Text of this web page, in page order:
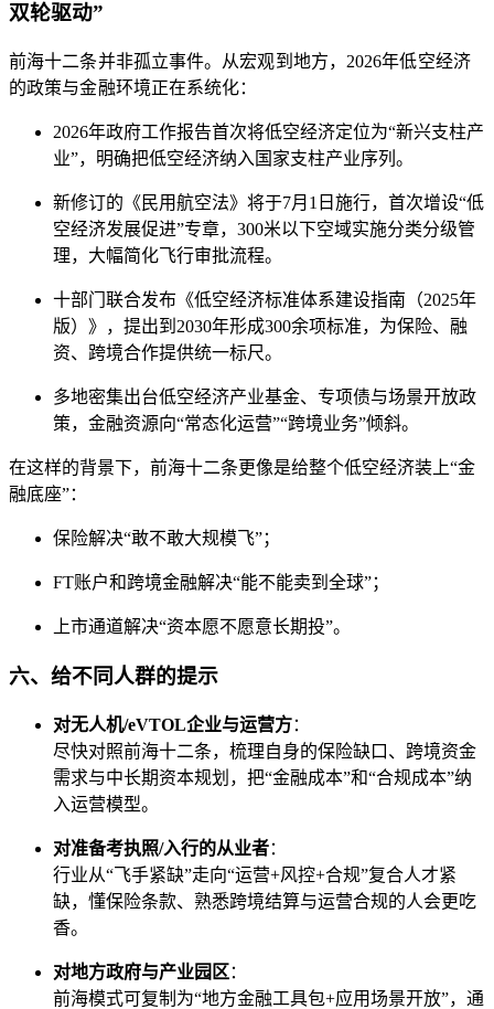
双轮驱动”
前海十二条并非孤立事件。从宏观到地方，2026年低空经济
的政策与金融环境正在系统化：
2026年政府工作报告首次将低空经济定位为“新兴支柱产
业”，明确把低空经济纳入国家支柱产业序列。
新修订的《民用航空法》将于7月1日施行，首次增设“低
空经济发展促进”专章，300米以下空域实施分类分级管
理，大幅简化飞行审批流程。
十部门联合发布《低空经济标准体系建设指南（2025年
版）》，提出到2030年形成300余项标准，为保险、融
资、跨境合作提供统一标尺。
多地密集出台低空经济产业基金、专项债与场景开放政
策，金融资源向“常态化运营”“跨境业务”倾斜。
在这样的背景下，前海十二条更像是给整个低空经济装上“金
融底座”：
保险解决“敢不敢大规模飞”；
FT账户和跨境金融解决“能不能卖到全球”；
上市通道解决“资本愿不愿意长期投”。
六、给不同人群的提示
对无人机/eVTOL企业与运营方：
尽快对照前海十二条，梳理自身的保险缺口、跨境资金
需求与中长期资本规划，把“金融成本”和“合规成本”纳
入运营模型。
对准备考执照/入行的从业者：
行业从“飞手紧缺”走向“运营+风控+合规”复合人才紧
缺，懂保险条款、熟悉跨境结算与运营合规的人会更吃
香。
对地方政府与产业园区 ：
前海模式可复制为“地方金融工具包+应用场景开放”，通